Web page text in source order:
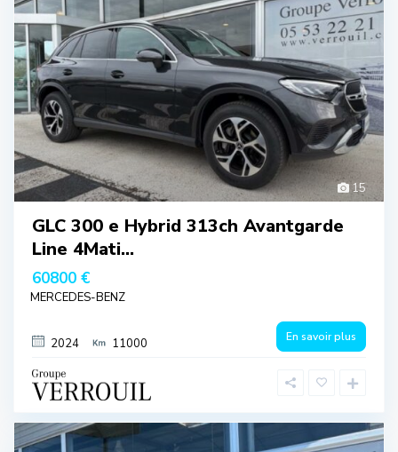
15
GLC 300 e Hybrid 313ch Avantgarde
Line 4Mati...
60800 €
MERCEDES-BENZ
2024 11000 En savoir plus